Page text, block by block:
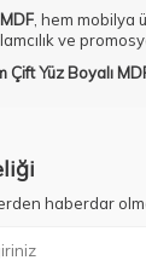
, hem mobilya
ve
Çift Yüz Boyalı
haberdar